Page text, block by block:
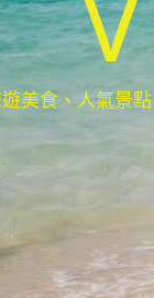
美食、人氣景